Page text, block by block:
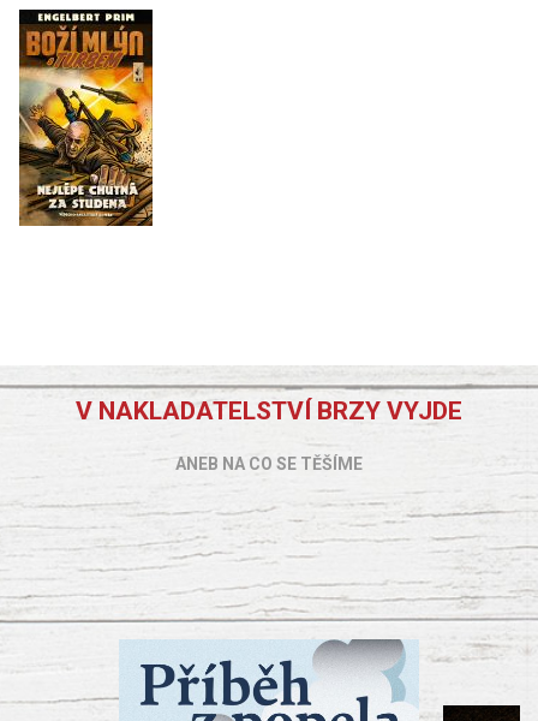
V NAKLADATELSTVÍ BRZY VYJDE
ANEB NA CO SE TĚŠÍME